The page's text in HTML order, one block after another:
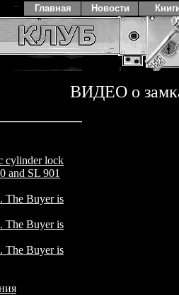
ВИДЕО о
cylinder lock
and SL 901
The Buyer is
The Buyer is
The Buyer is
Главная Новости